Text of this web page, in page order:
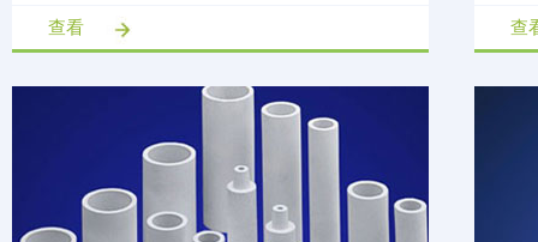
查看 查